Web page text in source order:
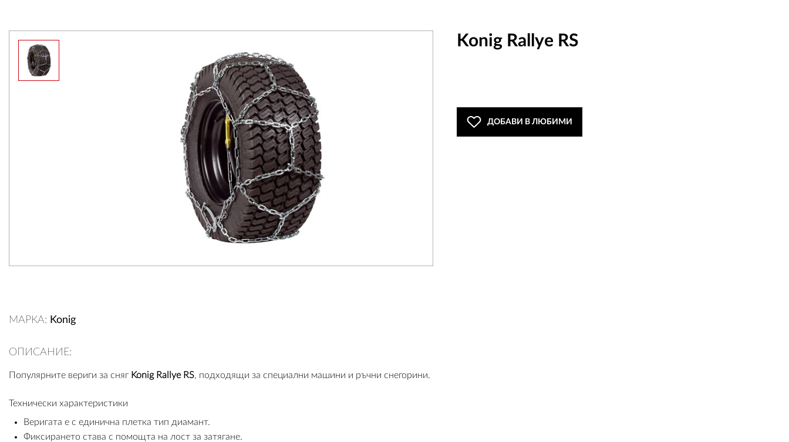
Konig Rallye RS
ДОБАВИ В ЛЮБИМИ
МАРКА: Konig
ОПИСАНИЕ:
Популярните вериги за сняг Konig Rallye RS, подходящи за специални машини и ръчни снегорини.
Технически характеристики
Веригата е с единична плетка тип диамант.
Фиксирането става с помощта на лост за затягане.